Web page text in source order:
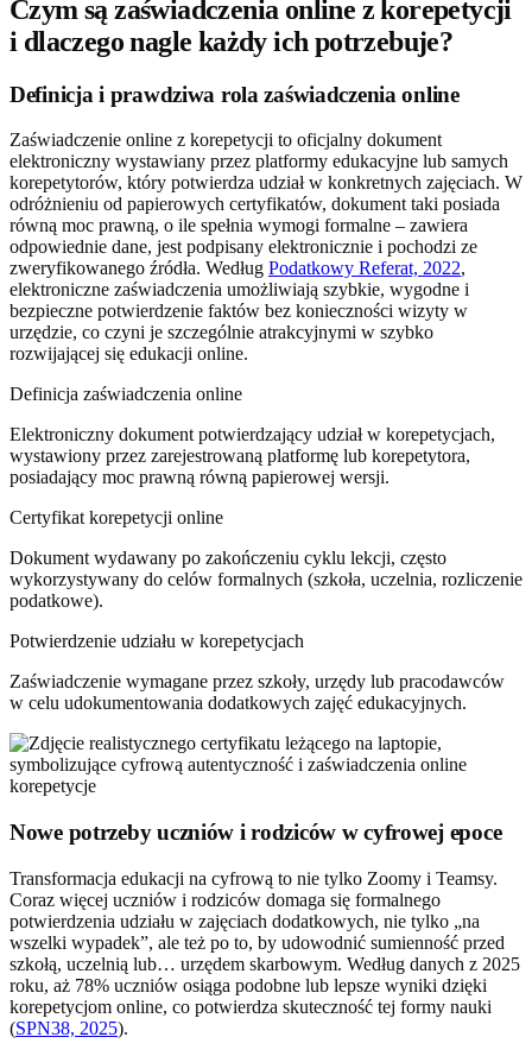
Czym są zaświadczenia online z korepetycji
i dlaczego nagle każdy ich potrzebuje?
Definicja i prawdziwa rola zaświadczenia online
Zaświadczenie online z korepetycji to oficjalny dokument
elektroniczny wystawiany przez platformy edukacyjne lub samych
korepetytorów, który potwierdza udział w konkretnych zajęciach. W
odróżnieniu od papierowych certyfikatów, dokument taki posiada
równą moc prawną, o ile spełnia wymogi formalne – zawiera
odpowiednie dane, jest podpisany elektronicznie i pochodzi ze
zweryfikowanego źródła. Według Podatkowy Referat, 2022,
elektroniczne zaświadczenia umożliwiają szybkie, wygodne i
bezpieczne potwierdzenie faktów bez konieczności wizyty w
urzędzie, co czyni je szczególnie atrakcyjnymi w szybko
rozwijającej się edukacji online.
Definicja zaświadczenia online
Elektroniczny dokument potwierdzający udział w korepetycjach,
wystawiony przez zarejestrowaną platformę lub korepetytora,
posiadający moc prawną równą papierowej wersji.
Certyfikat korepetycji online
Dokument wydawany po zakończeniu cyklu lekcji, często
wykorzystywany do celów formalnych (szkoła, uczelnia, rozliczenie
podatkowe).
Potwierdzenie udziału w korepetycjach
Zaświadczenie wymagane przez szkoły, urzędy lub pracodawców
w celu udokumentowania dodatkowych zajęć edukacyjnych.
Nowe potrzeby uczniów i rodziców w cyfrowej epoce
Transformacja edukacji na cyfrową to nie tylko Zoomy i Teamsy.
Coraz więcej uczniów i rodziców domaga się formalnego
potwierdzenia udziału w zajęciach dodatkowych, nie tylko „na
wszelki wypadek”, ale też po to, by udowodnić sumienność przed
szkołą, uczelnią lub… urzędem skarbowym. Według danych z 2025
roku, aż 78% uczniów osiąga podobne lub lepsze wyniki dzięki
korepetycjom online, co potwierdza skuteczność tej formy nauki
(SPN38, 2025).